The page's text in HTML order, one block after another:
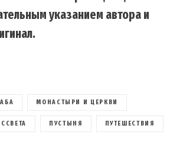
указанием автора и
МОНАСТЫРИ И ЦЕРКВИ
ПУСТЫНЯ ПУТЕШЕСТВИЯ